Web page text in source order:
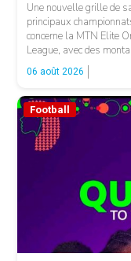
Une nouvelle grille de
principaux
concerne la MTN Elite
League, avec des
fonctions. LA SUITE
relayées par Allez Les
06 août 2026
Football